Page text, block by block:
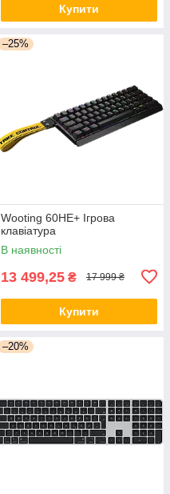
Купити
–25%
Wooting 60HE+ Ігрова
клавіатура
В наявності
13 499,25 ₴ 17 999 ₴
Купити
–20%